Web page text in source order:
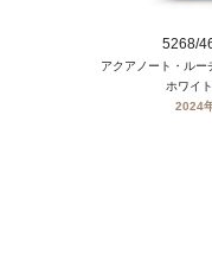
5268/
アクアノート・ルー
ホワイ
2024